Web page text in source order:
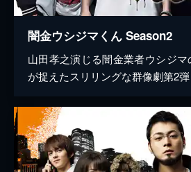
闇金ウシジマくん Season2
山田孝之演じる闇金業者ウシジ
が捉えたスリリングな群像劇第2弾